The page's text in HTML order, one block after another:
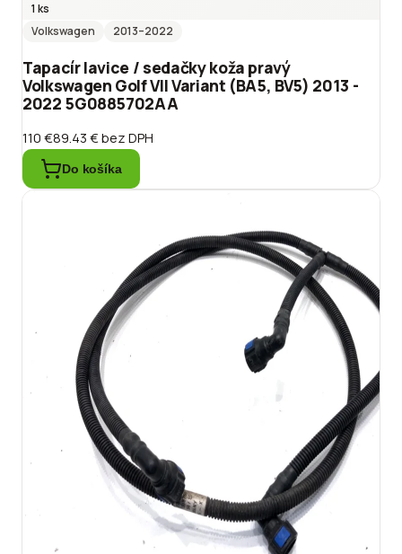
1 ks
Volkswagen
2013–2022
Tapacír lavice / sedačky koža pravý
Volkswagen Golf VII Variant (BA5, BV5) 2013 -
2022 5G0885702AA
110 €89.43 €bez DPH
Do košíka